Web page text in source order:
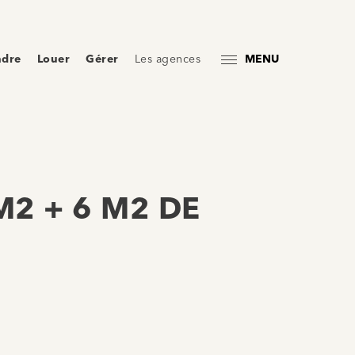
Louer Gérer Les agences MENU
+ 6 M2 DE